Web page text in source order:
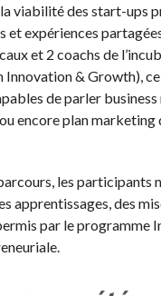
viabilité des start-ups
et expériences
et 2 coachs de
Innovation & Growth),
de parler business
encore plan marketing
les participants
apprentissages, des
par le programme